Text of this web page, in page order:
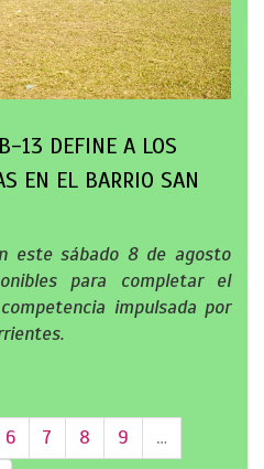
13 DEFINE A LOS
EN EL BARRIO SAN
este sábado 8 de agosto
para completar el
impulsada por
6 7 8 9
…